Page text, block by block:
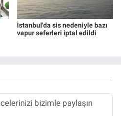
İstanbul'da sis nedeniyle bazı
vapur seferleri iptal edildi